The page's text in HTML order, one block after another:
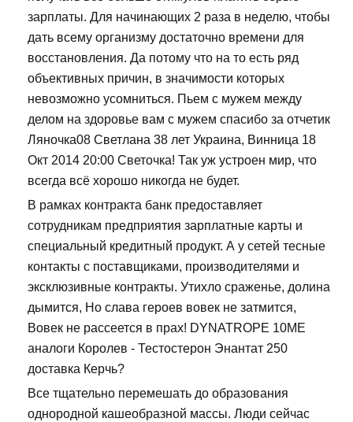
зарплаты. Для начинающих 2 раза в неделю, чтобы
дать всему организму достаточно времени для
восстановления. Да потому что на то есть ряд
объективных причин, в значимости которых
невозможно усомниться. Пьем с мужем между
делом на здоровье вам с мужем спасибо за отчетик
Ляночка08 Светлана 38 лет Украина, Винница 18
Окт 2014 20:00 Светочка! Так уж устроен мир, что
всегда всё хорошо никогда не будет.
В рамках контракта банк предоставляет
сотрудникам предприятия зарплатные карты и
специальный кредитный продукт. А у сетей тесные
контакты с поставщиками, производителями и
эксклюзивные контракты. Утихло сраженье, долина
дымится, Но слава героев вовек не затмится,
Вовек не рассеется в прах! DYNATROPE 10ME
аналоги Королев - Тестостерон Энантат 250
доставка Керчь?
Все тщательно перемешать до образования
однородной кашеобразной массы. Люди сейчас